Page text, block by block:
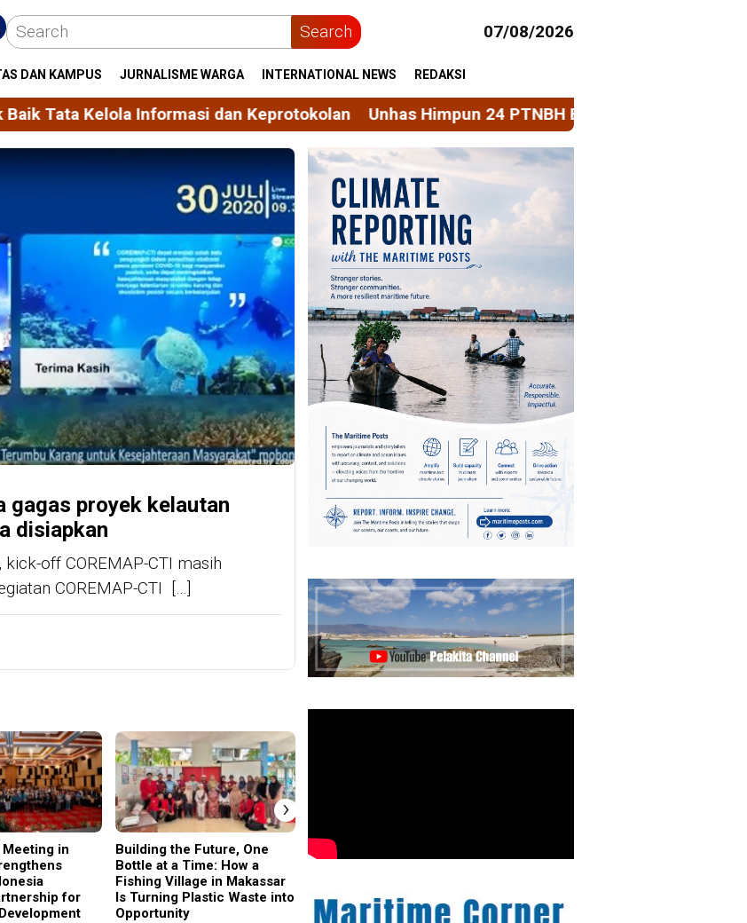
Search 07/08/2026
DAN KAMPUS JURNALISME WARGA INTERNATIONAL NEWS REDAKSI
dan Keprotokolan Unhas Himpun 24 PTNBH Bahas Penguatan Sistem Penjaminan
gagas proyek kelautan
disiapkan
off COREMAP-CTI masih
COREMAP-CTI […]
Meeting in
for
Building the Future, One
Bottle at a Time: How a
Fishing Village in Makassar
Is Turning Plastic Waste into
Opportunity
Why Cristiano Ronaldo
›